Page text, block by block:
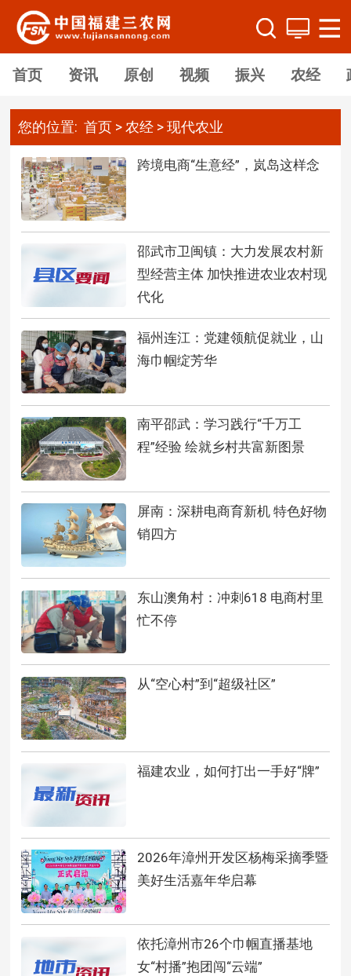
首页 资讯 原创 视频 振兴 农经
您的位置:首页 >农经 >现代农业
跨境电商“生意经”，岚岛这样念
邵武市卫闽镇：大力发展农村新
型经营主体 加快推进农业农村现
代化
福州连江：党建领航促就业，山
海巾帼绽芳华
南平邵武：学习践行“千万工
程”经验 绘就乡村共富新图景
屏南：深耕电商育新机 特色好物
销四方
东山澳角村：冲刺618 电商村里
忙不停
从“空心村”到“超级社区”
福建农业，如何打出一手好“牌”
2026年漳州开发区杨梅采摘季暨
美好生活嘉年华启幕
依托漳州市26个巾帼直播基地
女“村播”抱团闯“云端”